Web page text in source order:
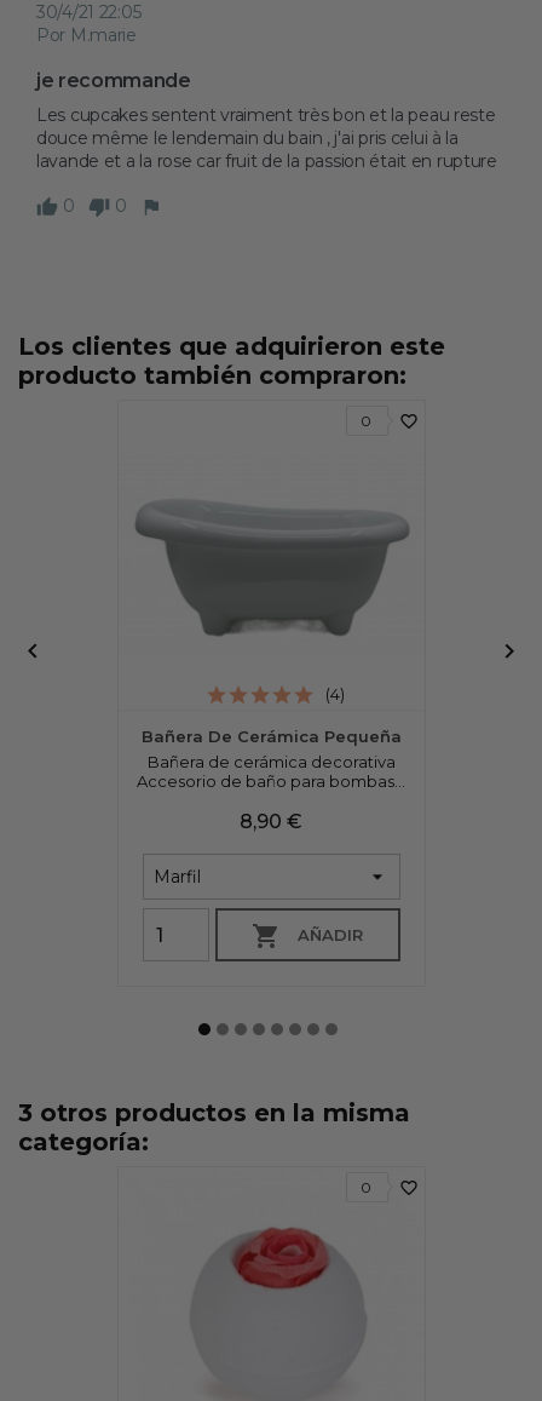
30/4/21 22:05
Por M.marie
je recommande
Les cupcakes sentent vraiment très bon et la peau reste
douce même le lendemain du bain , j'ai pris celui à la
lavande et a la rose car fruit de la passion était en rupture
0 0
Los clientes que adquirieron este
producto también compraron:
Bañera De Cerámica Pequeña
Bañera de cerámica decorativa
Accesorio de baño para bombas...
Precio
8,90 €
 AÑADIR
favorite_border
0
(4)
 
3 otros productos en la misma
categoría:
favorite_border
0